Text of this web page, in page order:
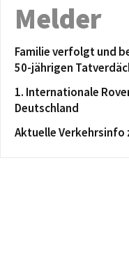
Melder
Familie verfolgt und
50-jährigen
1. Internationale
Deutschland
Aktuelle Verkehrsinfo